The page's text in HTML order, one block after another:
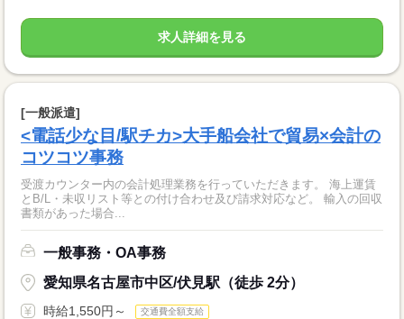
求人詳細を見る
[一般派遣]
<電話少な目/駅チカ>大手船会社で貿易×会計の
コツコツ事務
受渡カウンター内の会計処理業務を行っていただきます。 海上運賃
とB/L・未収リスト等との付け合わせ及び請求対応など。 輸入の回収
書類があった場合...
一般事務・OA事務
愛知県名古屋市中区/伏見駅（徒歩 2分）
時給1,550円～ 交通費全額支給